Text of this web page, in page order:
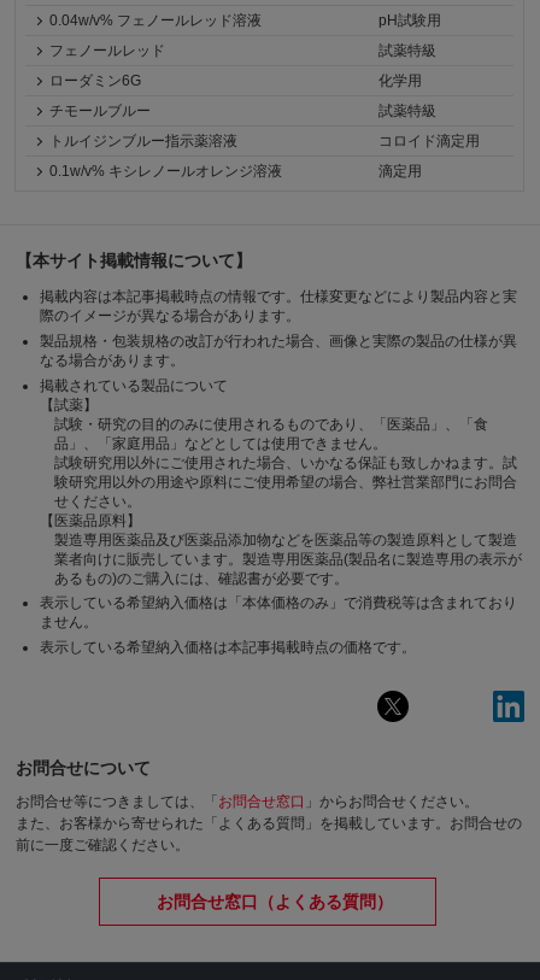
0.04w/v% フェノールレッド溶液
pH試験用
フェノールレッド
試薬特級
ローダミン6G
化学用
チモールブルー
試薬特級
トルイジンブルー指示薬溶液
コロイド滴定用
0.1w/v% キシレノールオレンジ溶液
滴定用
【本サイト掲載情報について】
掲載内容は本記事掲載時点の情報です。仕様変更などにより製品内容と実
際のイメージが異なる場合があります。
製品規格・包装規格の改訂が行われた場合、画像と実際の製品の仕様が異
なる場合があります。
掲載されている製品について
【試薬】
試験・研究の目的のみに使用されるものであり、「医薬品」、「食
品」、「家庭用品」などとしては使用できません。
試験研究用以外にご使用された場合、いかなる保証も致しかねます。試
験研究用以外の用途や原料にご使用希望の場合、弊社営業部門にお問合
せください。
【医薬品原料】
製造専用医薬品及び医薬品添加物などを医薬品等の製造原料として製造
業者向けに販売しています。製造専用医薬品(製品名に製造専用の表示が
あるもの)のご購入には、確認書が必要です。
表示している希望納入価格は「本体価格のみ」で消費税等は含まれており
ません。
表示している希望納入価格は本記事掲載時点の価格です。
お問合せについて
お問合せ等につきましては、「 お問合せ窓口 」からお問合せください。
また、お客様から寄せられた「よくある質問」を掲載しています。お問合せの
前に一度ご確認ください。
お問合せ窓口（よくある質問）